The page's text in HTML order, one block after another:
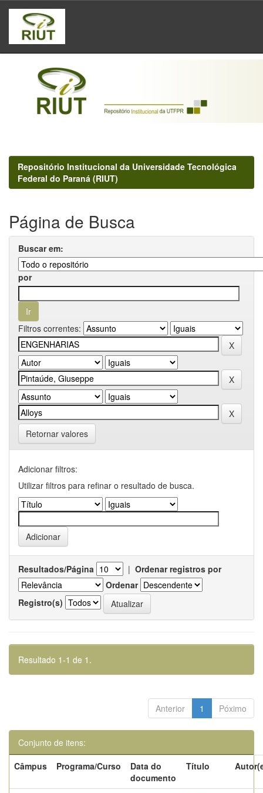
Skip
navigation
Repositório Institucional da Universidade Tecnológica
Federal do Paraná (RIUT)
Página de Busca
Buscar em:
por
Filtros correntes:
Retornar valores
Adicionar filtros:
Utilizar filtros para refinar o resultado de busca.
Resultados/Página | Ordenar registros por
Ordenar
Registro(s)
Resultado 1-1 de 1.
Anterior 1 Póximo
Conjunto de itens:
Câmpus
Programa/Curso
Data do
documento
Título